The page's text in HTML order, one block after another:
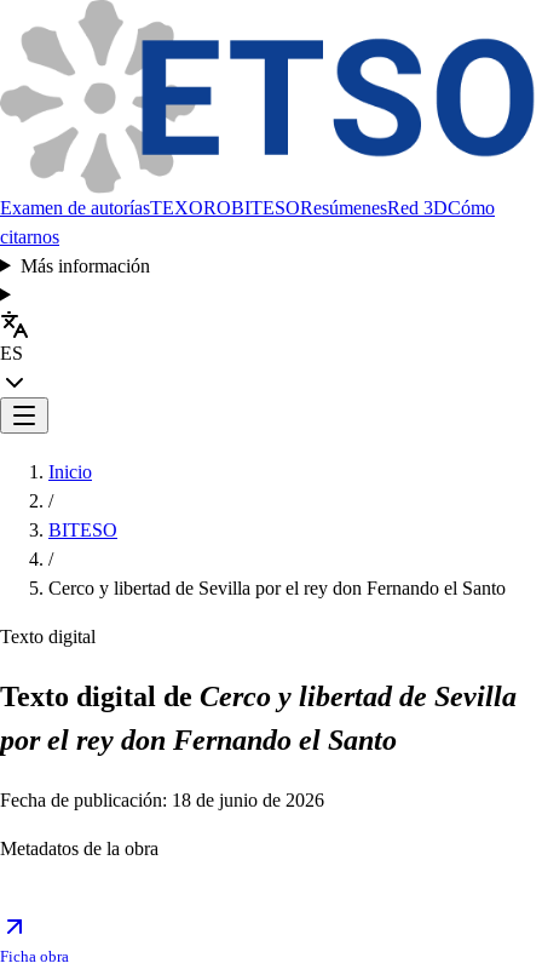
Examen de autoríasTEXOROBITESOResúmenesRed 3DCómo
citarnos
Más información
ES
Inicio
/
BITESO
/
Cerco y libertad de Sevilla por el rey don Fernando el Santo
Texto digital
Texto digital de Cerco y libertad de Sevilla
por el rey don Fernando el Santo
Fecha de publicación: 18 de junio de 2026
Metadatos de la obra
Ficha obra